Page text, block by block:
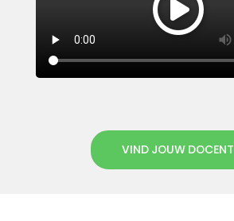
VIND JOUW DOCENT